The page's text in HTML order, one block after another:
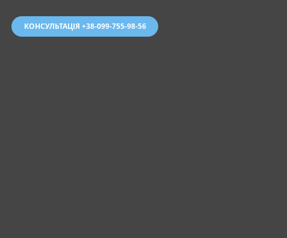
КОНСУЛЬТАЦІЯ +38-099-755-98-56